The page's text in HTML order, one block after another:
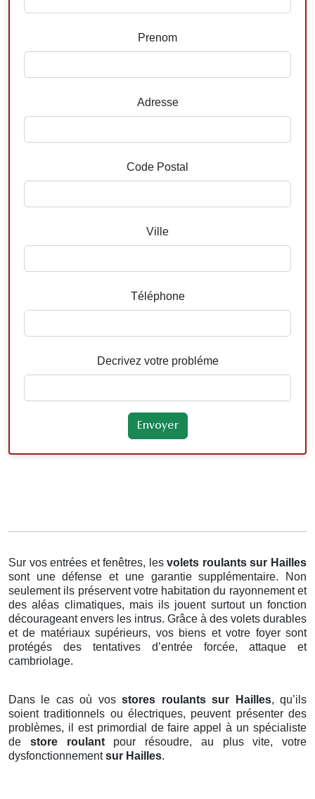
Prenom
Adresse
Code Postal
Ville
Téléphone
Decrivez votre probléme
Sur vos entrées et fenêtres, lesvolets roulants sur Hailles
sont une défense et une garantie supplémentaire. Non
seulement ils préservent votre habitation du rayonnement et
des aléas climatiques, mais ils jouent surtout un fonction
décourageant envers les intrus. Grâce à des volets durables
et de matériaux supérieurs, vos biens et votre foyer sont
protégés des tentatives d’entrée forcée, attaque et
cambriolage.
Dans le cas où vosstores roulants sur Hailles, qu’ils
soient traditionnels ou électriques, peuvent présenter des
problèmes, il est primordial de faire appel à un spécialiste
de store roulantpour résoudre, au plus vite, votre
dysfonctionnementsur Hailles.